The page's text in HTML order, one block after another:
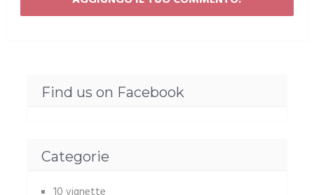
Find us on Facebook
Categorie